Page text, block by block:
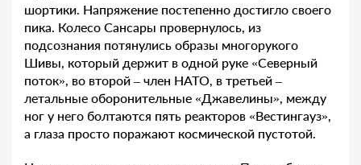
шортики. Напряжение постепенно достигло своего
пика. Колесо Сансары провернулось, из
подсознания потянулись образы многорукого
Шивы, который держит в одной руке «Северный
поток», во второй – член НАТО, в третьей –
летальные оборонительные «Джавелины», между
ног у него болтаются пять реакторов «Вестингауз»,
а глаза просто поражают космической пустотой.